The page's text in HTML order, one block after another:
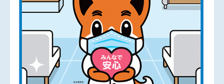
16000円です。
なお、当院で接種ワクチンは
ファイザー社のコミナ
ティのみです。
インフルエンザワクチン接種について
2025年10月1日からインフルエンザワクチン接種を始め